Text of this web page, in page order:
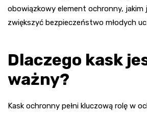
obowiązkowy element ochronny, jakim
zwiększyć bezpieczeństwo młodych
Dlaczego kask
ważny?
Kask ochronny pełni kluczową rolę w